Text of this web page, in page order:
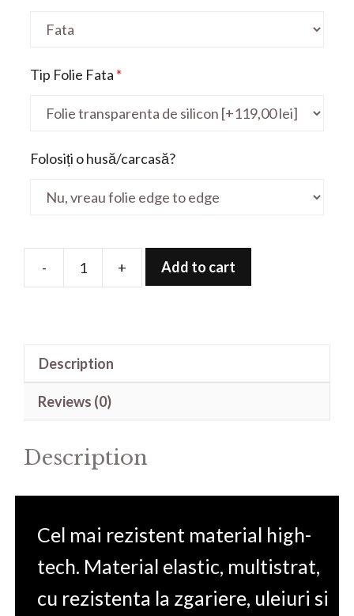
Tip Folie Fata *
Folosiți o husă/carcasă?
-
Folie
+ Add to cart
Description
Reviews (0)
Description
Cel mai rezistent material high-
tech. Material elastic, multistrat,
cu rezistenta la zgariere, uleiuri si